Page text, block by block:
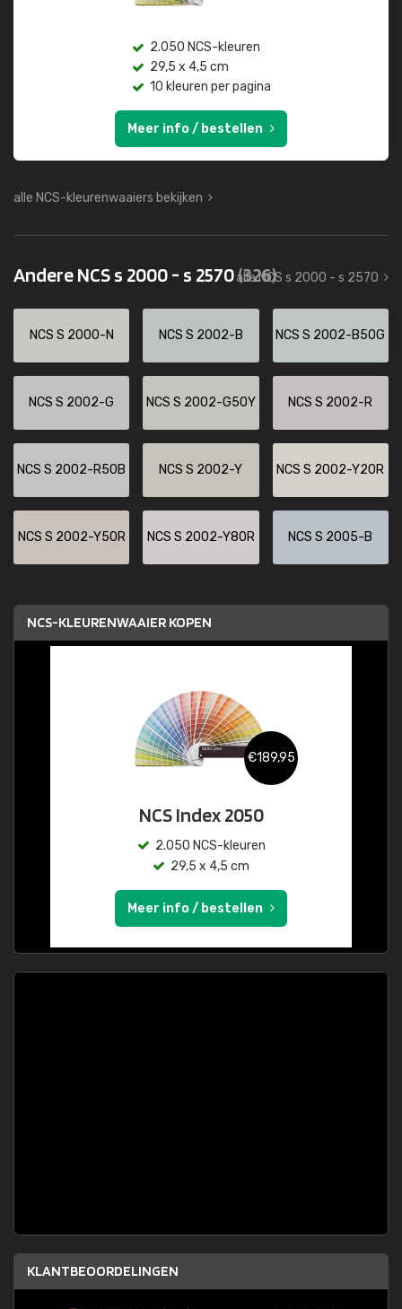
2.050 NCS-kleuren
29,5 x 4,5 cm
10 kleuren per pagina
Meer info / bestellen
alle NCS-kleurenwaaiers bekijken
Andere NCS s 2000 - s 2570(326)
alle NCS s 2000 - s 2570
NCS S 2000-N NCS S 2002-B NCS S 2002-B50G
NCS S 2002-G NCS S 2002-G50Y NCS S 2002-R
NCS S 2002-R50B NCS S 2002-Y NCS S 2002-Y20R
NCS S 2002-Y50R NCS S 2002-Y80R NCS S 2005-B
NCS-KLEURENWAAIER KOPEN
€189,95
NCS Index 2050
2.050 NCS-kleuren
29,5 x 4,5 cm
Meer info / bestellen
KLANTBEOORDELINGEN